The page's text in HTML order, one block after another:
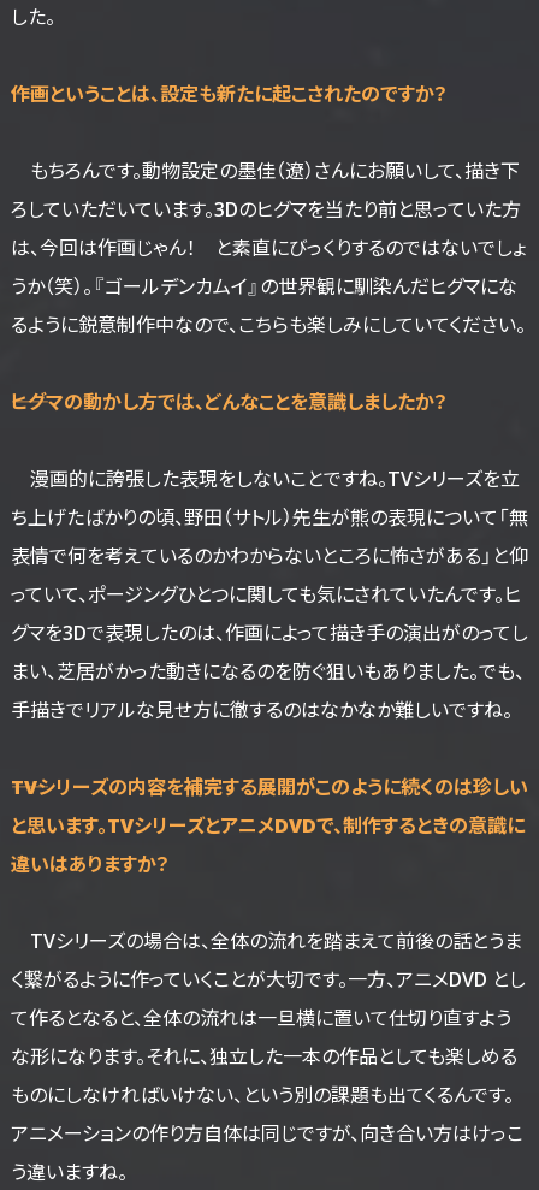
した。
――作画ということは、設定も新たに起こされたのですか？
もちろんです。動物設定の墨佳（遼）さんにお願いして、描き下
ろしていただいています。3Dのヒグマを当たり前と思っていた方
は、今回は作画じゃん！ と素直にびっくりするのではないでしょ
うか（笑）。『ゴールデンカムイ』の世界観に馴染んだヒグマにな
るように鋭意制作中なので、こちらも楽しみにしていてください。
――ヒグマの動かし方では、どんなことを意識しましたか？
漫画的に誇張した表現をしないことですね。TVシリーズを立
ち上げたばかりの頃、野田（サトル）先生が熊の表現について「無
表情で何を考えているのかわからないところに怖さがある」と仰
っていて、ポージングひとつに関しても気にされていたんです。ヒ
グマを3Dで表現したのは、作画によって描き手の演出がのってし
まい、芝居がかった動きになるのを防ぐ狙いもありました。でも、
手描きでリアルな見せ方に徹するのはなかなか難しいですね。
――TVシリーズの内容を補完する展開がこのように続くのは珍しい
と思います。TVシリーズとアニメDVDで、制作するときの意識に
違いはありますか？
TVシリーズの場合は、全体の流れを踏まえて前後の話とうま
く繋がるように作っていくことが大切です。一方、アニメDVD とし
て作るとなると、全体の流れは一旦横に置いて仕切り直すよう
な形になります。それに、独立した一本の作品としても楽しめる
ものにしなければいけない、という別の課題も出てくるんです。
アニメーションの作り方自体は同じですが、向き合い方はけっこ
う違いますね。